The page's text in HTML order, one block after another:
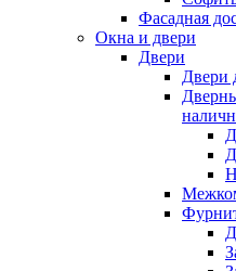
Фасадная
Окна и двери
Двери
Двери